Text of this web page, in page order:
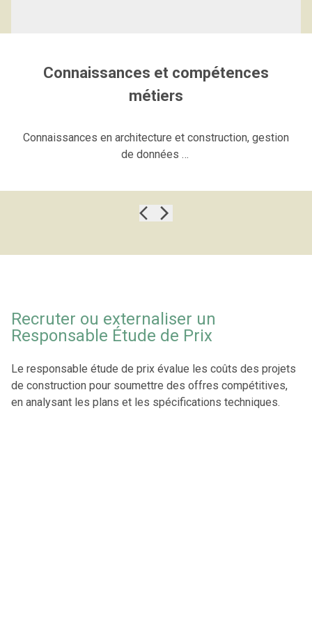
Connaissances et compétences
métiers
Connaissances en architecture et construction, gestion
de données …
Recruter ou externaliser un
Responsable Étude de Prix
Le responsable étude de prix évalue les coûts des projets
de construction pour soumettre des offres compétitives,
en analysant les plans et les spécifications techniques.